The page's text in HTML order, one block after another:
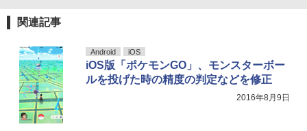
関連記事
Android iOS
iOS版「ポケモンGO」、モンスターボー
ルを投げた時の精度の判定などを修正
2016年8月9日